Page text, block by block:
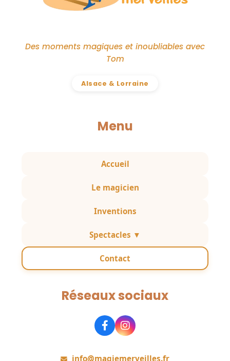
Des moments magiques et inoubliables avec
Tom
Alsace & Lorraine
Menu
Accueil
Le magicien
Inventions
Spectacles ▼
Contact
Réseaux sociaux
info@magiemerveilles.fr